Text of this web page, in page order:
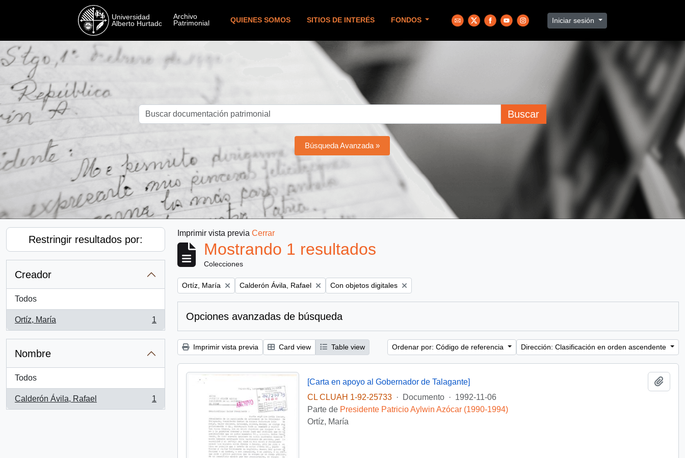
QUIENES SOMOS SITIOS DE INTERÉS FONDOS Iniciar sesión
Buscar
Búsqueda Avanzada »
Restringir resultados por:
Creador
Todos
Ortíz, María
, 1 resultados
1
Nombre
Todos
Calderón Ávila, Rafael
, 1 resultados
1
Imprimir vista previa Cerrar
Mostrando 1 resultados
Colecciones
Remove filter:
Ortíz, María Remove filter:
Calderón Ávila, Rafael Remove filter:
Con objetos digitales
Opciones avanzadas de búsqueda
Imprimir vista previa Card view Table view Ordenar por: Código de referencia Dirección: Clasificación en orden ascendente
[Carta en apoyo al Gobernador de Talagante]
CL CLUAH 1-92-25733
· Documento · 1992-11-06
Parte de Presidente Patricio Aylwin Azócar (1990-1994)
Ortíz, María